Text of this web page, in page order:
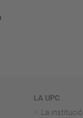
LA UPC
La institució